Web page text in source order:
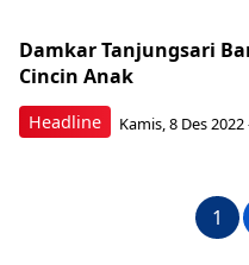
Headline
Damkar Tanjungsari
Cincin Anak
Kamis, 8 Des 2022
1